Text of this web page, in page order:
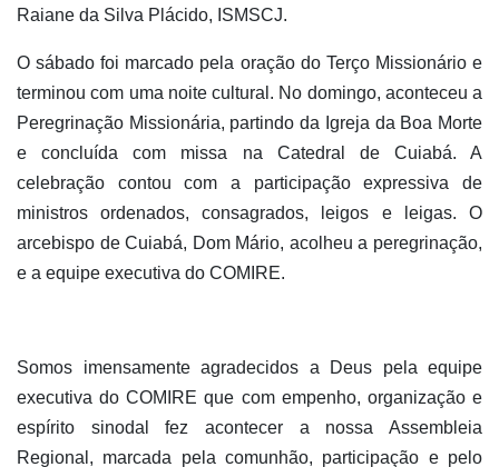
Raiane da Silva Plácido, ISMSCJ.
O sábado foi marcado pela oração do Terço Missionário e
terminou com uma noite cultural. No domingo, aconteceu a
Peregrinação Missionária, partindo da Igreja da Boa Morte
e concluída com missa na Catedral de Cuiabá. A
celebração contou com a participação expressiva de
ministros ordenados, consagrados, leigos e leigas. O
arcebispo de Cuiabá, Dom Mário, acolheu a peregrinação,
e a equipe executiva do COMIRE.
Somos imensamente agradecidos a Deus pela equipe
executiva do COMIRE que com empenho, organização e
espírito sinodal fez acontecer a nossa Assembleia
Regional, marcada pela comunhão, participação e pelo